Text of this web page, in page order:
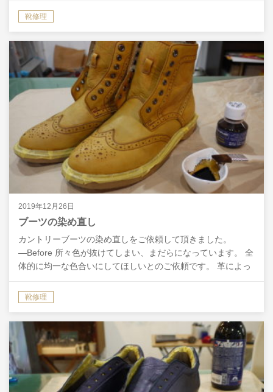
靴修理
2019年12月26日
ブーツの染め直し
カントリーブーツの染め直しをご依頼して頂きました。
―Before 所々色が抜けてしまい、まだらになっています。 全
体的に均一な色合いにしてほしいとのご依頼です。 革によっ
靴修理